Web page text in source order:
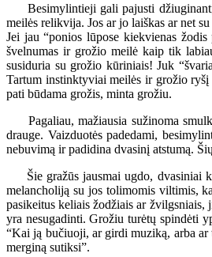
Besimylintieji gali pajusti džiuginantį
meilės relikvija. Jos ar jo laiškas ar net
Jei jau “ponios lūpose kiekvienas
švelnumas ir grožio meilė kaip tik
susiduria su grožio kūriniais! Juk
Tartum instinktyviai meilės ir grožio ryšį
pati būdama grožis, minta grožiu.
Pagaliau, mažiausia sužinoma
drauge. Vaizduotės padedami,
nebuvimą ir padidina dvasinį atstumą.
Šie gražūs jausmai ugdo, dvasiniai
melancholiją su jos tolimomis viltimis,
pasikeitus keliais žodžiais ar
yra nesugadinti. Grožiu turėtų spindėti
“Kai ją bučiuoji, ar girdi muziką, arba ar
merginą sutiksi”.